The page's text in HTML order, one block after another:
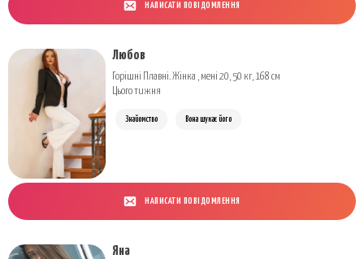
НАПИСАТИ ПОВІДОМЛЕННЯ
Любов
Горішні Плавні. Жінка , мені 20, 50 кг, 168 см
Цього тижня
Знайомство Вона шукає його
НАПИСАТИ ПОВІДОМЛЕННЯ
Яна